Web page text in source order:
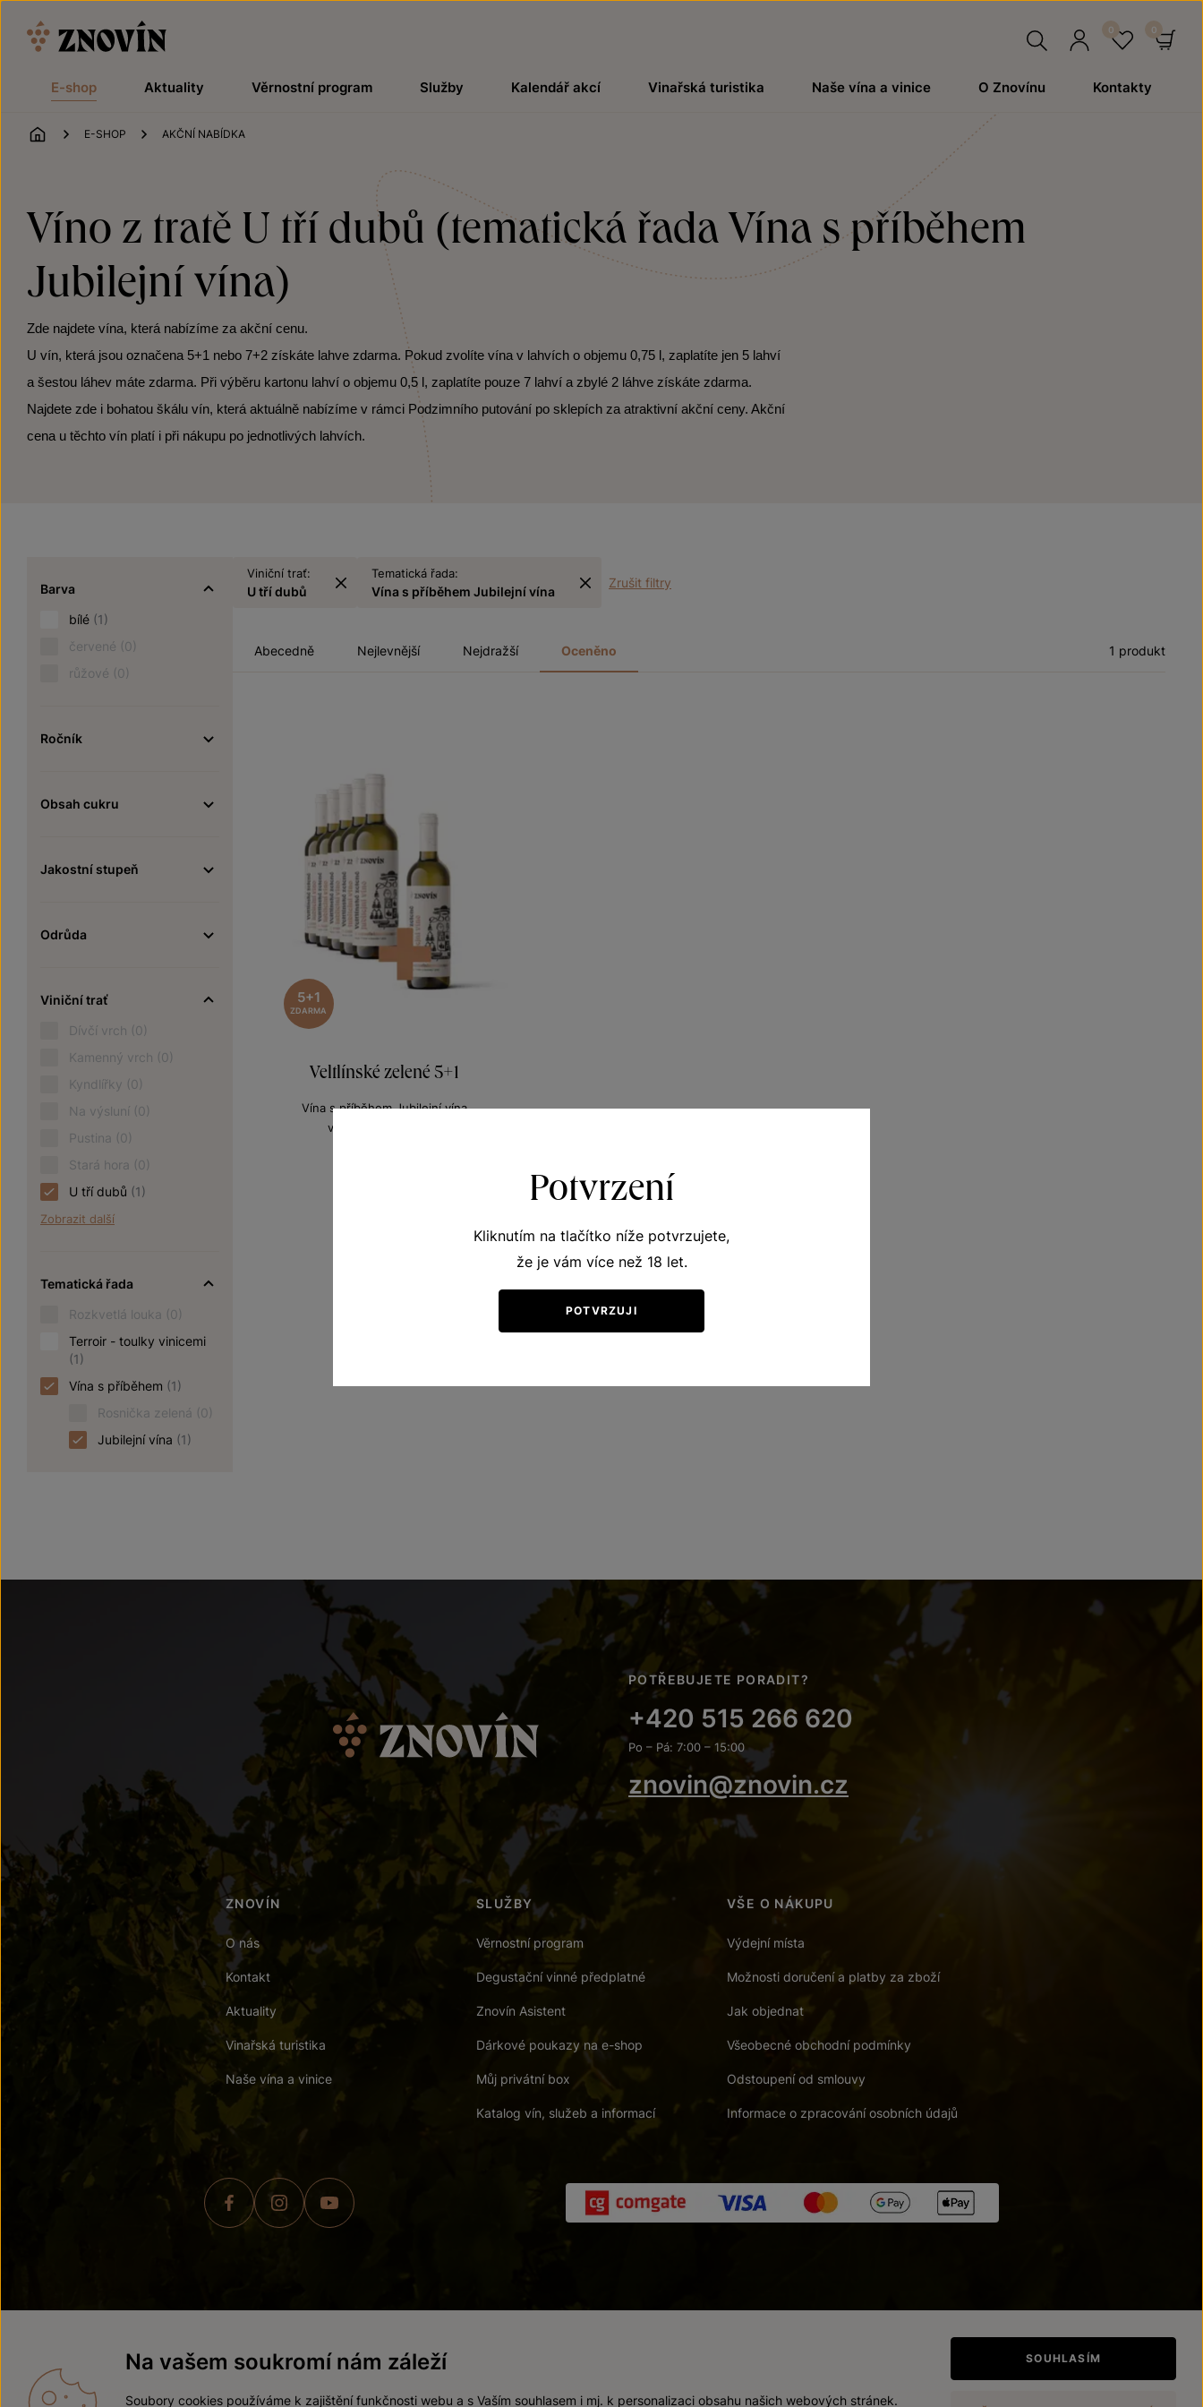
E-shop Aktuality Věrnostní program Služby Kalendář akcí Vinařská turistika Naše vína a vinice O Znovínu Kontakty
ÚVOD
E-SHOP AKČNÍ NABÍDKA
Víno z tratě U tří dubů (tematická řada Vína s příběhem
Jubilejní vína)
Zde najdete vína, která nabízíme za akční cenu.
U vín, která jsou označena 5+1 nebo 7+2 získáte lahve zdarma. Pokud zvolíte vína v lahvích o objemu 0,75 l, zaplatíte jen 5 lahví
a šestou láhev máte zdarma. Při výběru kartonu lahví o objemu 0,5 l, zaplatíte pouze 7 lahví a zbylé 2 láhve získáte zdarma.
Najdete zde i bohatou škálu vín, která aktuálně nabízíme v rámci Podzimního putování po sklepích za atraktivní akční ceny. Akční
cena u těchto vín platí i při nákupu po jednotlivých lahvích.
Barva
bílé (1)
červené (0)
růžové (0)
Ročník
Obsah cukru
Jakostní stupeň
Odrůda
Viniční trať
Dívčí vrch (0)
Kamenný vrch (0)
Kyndlířky (0)
Na výsluní (0)
Pustina (0)
Stará hora (0)
U tří dubů (1)
Zobrazit další
Tematická řada
Rozkvetlá louka (0)
Terroir - toulky vinicemi
(1)
Vína s příběhem (1)
Rosnička zelená (0)
Jubilejní vína (1)
Viniční trať:
U tří dubů
Tematická řada:
Vína s příběhem Jubilejní vína
Zrušit filtry
Abecedně Nejlevnější Nejdražší Oceněno 1 produkt
5+1
ZDARMA
Veltlínské zelené 5+1
Vína s příběhem Jubilejní vína
výběr z hroznů 2021
POTŘEBUJETE PORADIT?
+420 515 266 620
Po – Pá: 7:00 – 15:00
znovin@znovin.cz
ZNOVÍN
O nás
Kontakt
Aktuality
Vinařská turistika
Naše vína a vinice
SLUŽBY
Věrnostní program
Degustační vinné předplatné
Znovín Asistent
Dárkové poukazy na e-shop
Můj privátní box
Katalog vín, služeb a informací
VŠE O NÁKUPU
Výdejní místa
Možnosti doručení a platby za zboží
Jak objednat
Všeobecné obchodní podmínky
Odstoupení od smlouvy
Informace o zpracování osobních údajů
Zákaz prodeje alkoholických nápojů osobám mladším 18 let.
Vytvořil webProgress
Potvrzení
Kliknutím na tlačítko níže potvrzujete,
že je vám více než 18 let.
POTVRZUJI
Na vašem soukromí nám záleží
Soubory cookies používáme k zajištění funkčnosti webu a s Vaším souhlasem i mj. k personalizaci obsahu našich webových stránek.
SOUHLASÍM